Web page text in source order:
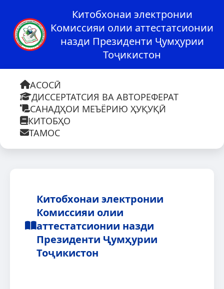
Китобхонаи электронии
Комиссияи олии аттестатсионии
назди Президенти Ҷумҳурии
Тоҷикистон
АСОСӢ
ДИССЕРТАТСИЯ ВА АВТОРЕФЕРАТ
САНАДҲОИ МЕЪЁРИЮ ҲУҚУҚӢ
КИТОБҲО
ТАМОС
Китобхонаи электронии
Комиссияи олии
аттестатсионии назди
Президенти Ҷумҳурии
Тоҷикистон